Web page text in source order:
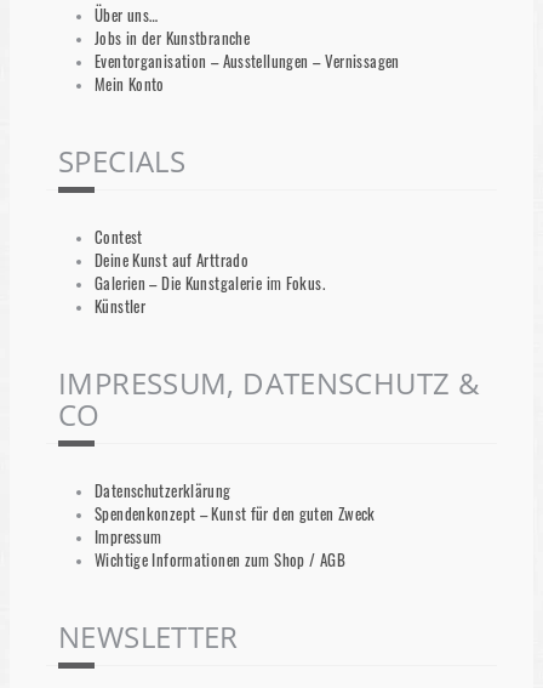
Über uns…
Jobs in der Kunstbranche
Eventorganisation – Ausstellungen – Vernissagen
Mein Konto
SPECIALS
Contest
Deine Kunst auf Arttrado
Galerien – Die Kunstgalerie im Fokus.
Künstler
IMPRESSUM, DATENSCHUTZ &
CO
Datenschutzerklärung
Spendenkonzept – Kunst für den guten Zweck
Impressum
Wichtige Informationen zum Shop / AGB
NEWSLETTER